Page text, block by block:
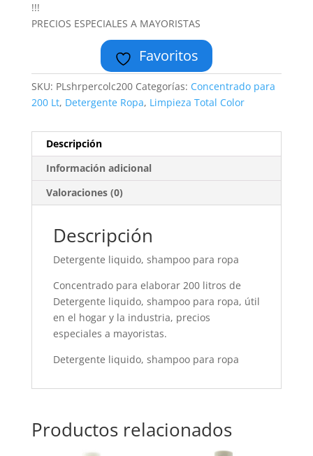
!!!
PRECIOS ESPECIALES A MAYORISTAS
Favoritos
SKU: PLshrpercolc200 Categorías: Concentrado para
200 Lt, Detergente Ropa, Limpieza Total Color
Descripción
Información adicional
Valoraciones (0)
Descripción
Detergente liquido, shampoo para ropa
Concentrado para elaborar 200 litros de
Detergente liquido, shampoo para ropa, útil
en el hogar y la industria, precios
especiales a mayoristas.
Detergente liquido, shampoo para ropa
Productos relacionados